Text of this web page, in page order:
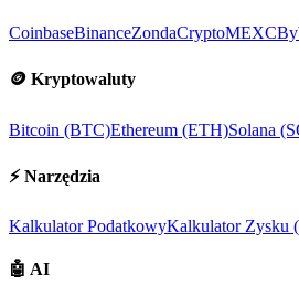
CoinbaseBinanceZondaCryptoMEXC
🪙 Kryptowaluty
Bitcoin (BTC)Ethereum (ETH)Solana
⚡ Narzędzia
Kalkulator PodatkowyKalkulator Zysku
🤖 AI